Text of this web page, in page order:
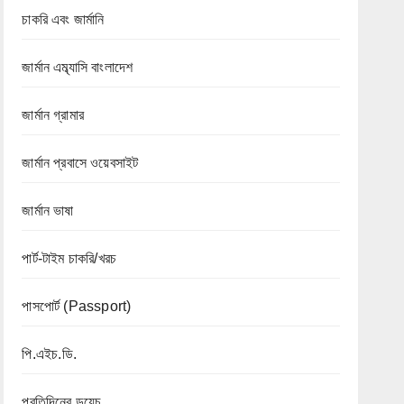
চাকরি এবং জার্মানি
জার্মান এম্ব্যাসি বাংলাদেশ
জার্মান গ্রামার
জার্মান প্রবাসে ওয়েবসাইট
জার্মান ভাষা
পার্ট-টাইম চাকরি/খরচ
পাসপোর্ট (Passport)
পি.এইচ.ডি.